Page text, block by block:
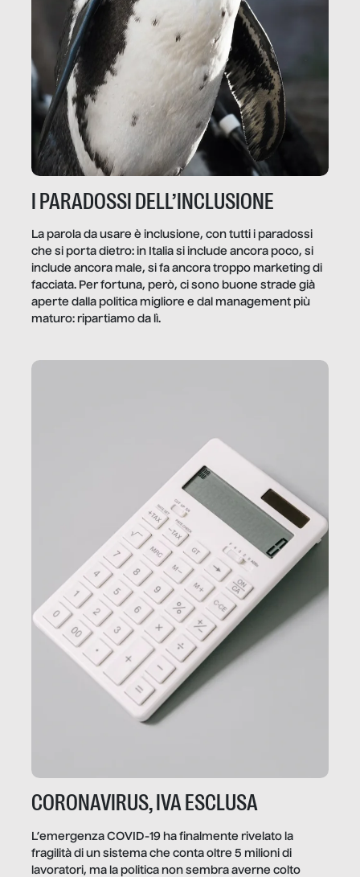
I PARADOSSI DELL’INCLUSIONE
La parola da usare è inclusione, con tutti i paradossi
che si porta dietro: in Italia si include ancora poco, si
include ancora male, si fa ancora troppo marketing di
facciata. Per fortuna, però, ci sono buone strade già
aperte dalla politica migliore e dal management più
maturo: ripartiamo da lì.
CORONAVIRUS, IVA ESCLUSA
L’emergenza COVID-19 ha finalmente rivelato la
fragilità di un sistema che conta oltre 5 milioni di
lavoratori, ma la politica non sembra averne colto